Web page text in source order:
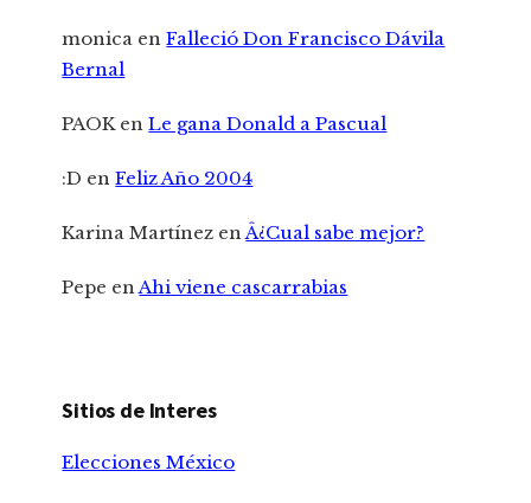
monica enFalleció Don Francisco Dávila
Bernal
PAOKenLe gana Donald a Pascual
:D enFeliz Año 2004
Karina Martínez enÂ¿Cual sabe mejor?
Pepe enAhi viene cascarrabias
Sitios de Interes
Elecciones México